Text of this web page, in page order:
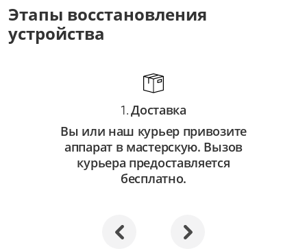
Этапы восстановления
устройства
1.Доставка
Вы или наш курьер привозите
аппарат в мастерскую. Вызов
курьера предоставляется
бесплатно.